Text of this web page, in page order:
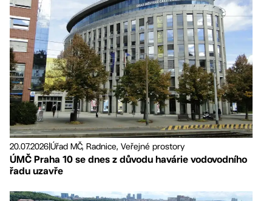
20.07.2026Úřad MČ, Radnice, Veřejné prostory
ÚMČ Praha 10 se dnes z důvodu havárie vodovodního
řadu uzavře